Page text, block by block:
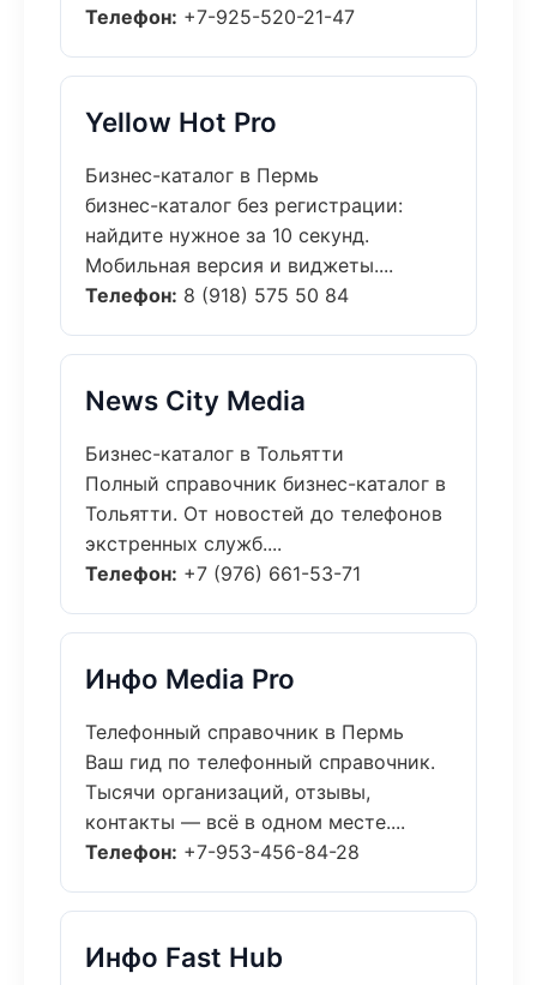
Телефон: +7-925-520-21-47
Yellow Hot Pro
Бизнес-каталог в Пермь
бизнес-каталог без регистрации:
найдите нужное за 10 секунд.
Мобильная версия и виджеты....
Телефон: 8 (918) 575 50 84
News City Media
Бизнес-каталог в Тольятти
Полный справочник бизнес-каталог в
Тольятти. От новостей до телефонов
экстренных служб....
Телефон: +7 (976) 661-53-71
Инфо Media Pro
Телефонный справочник в Пермь
Ваш гид по телефонный справочник.
Тысячи организаций, отзывы,
контакты — всё в одном месте....
Телефон: +7-953-456-84-28
Инфо Fast Hub